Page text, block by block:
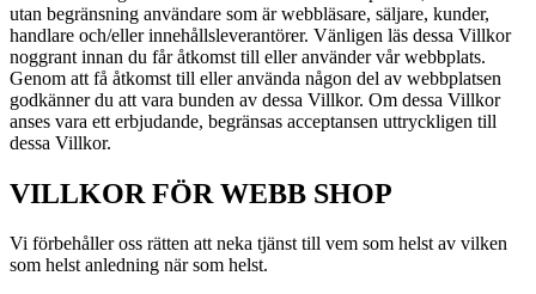
utan begränsning användare som är webbläsare, säljare, kunder,
handlare och/eller innehållsleverantörer. Vänligen läs dessa Villkor
noggrant innan du får åtkomst till eller använder vår webbplats.
Genom att få åtkomst till eller använda någon del av webbplatsen
godkänner du att vara bunden av dessa Villkor. Om dessa Villkor
anses vara ett erbjudande, begränsas acceptansen uttryckligen till
dessa Villkor.
VILLKOR FÖR WEBB SHOP
Vi förbehåller oss rätten att neka tjänst till vem som helst av vilken
som helst anledning när som helst.